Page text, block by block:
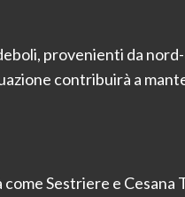
provenienti da
contribuirà a
come Sestriere e